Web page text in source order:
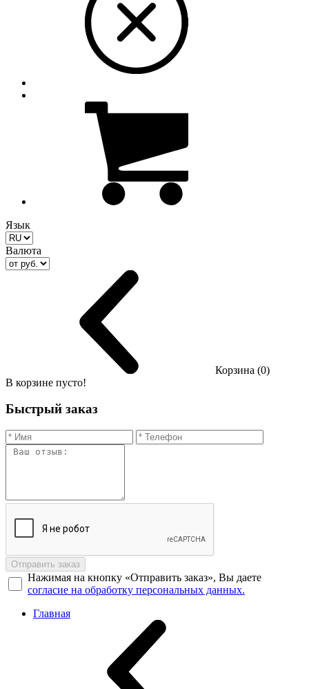
Язык
Валюта
Корзина (0)
В корзине пусто!
Быстрый заказ
Отправить заказ
Нажимая на кнопку «Отправить заказ», Вы даете
согласие на обработку персональных данных.
Главная